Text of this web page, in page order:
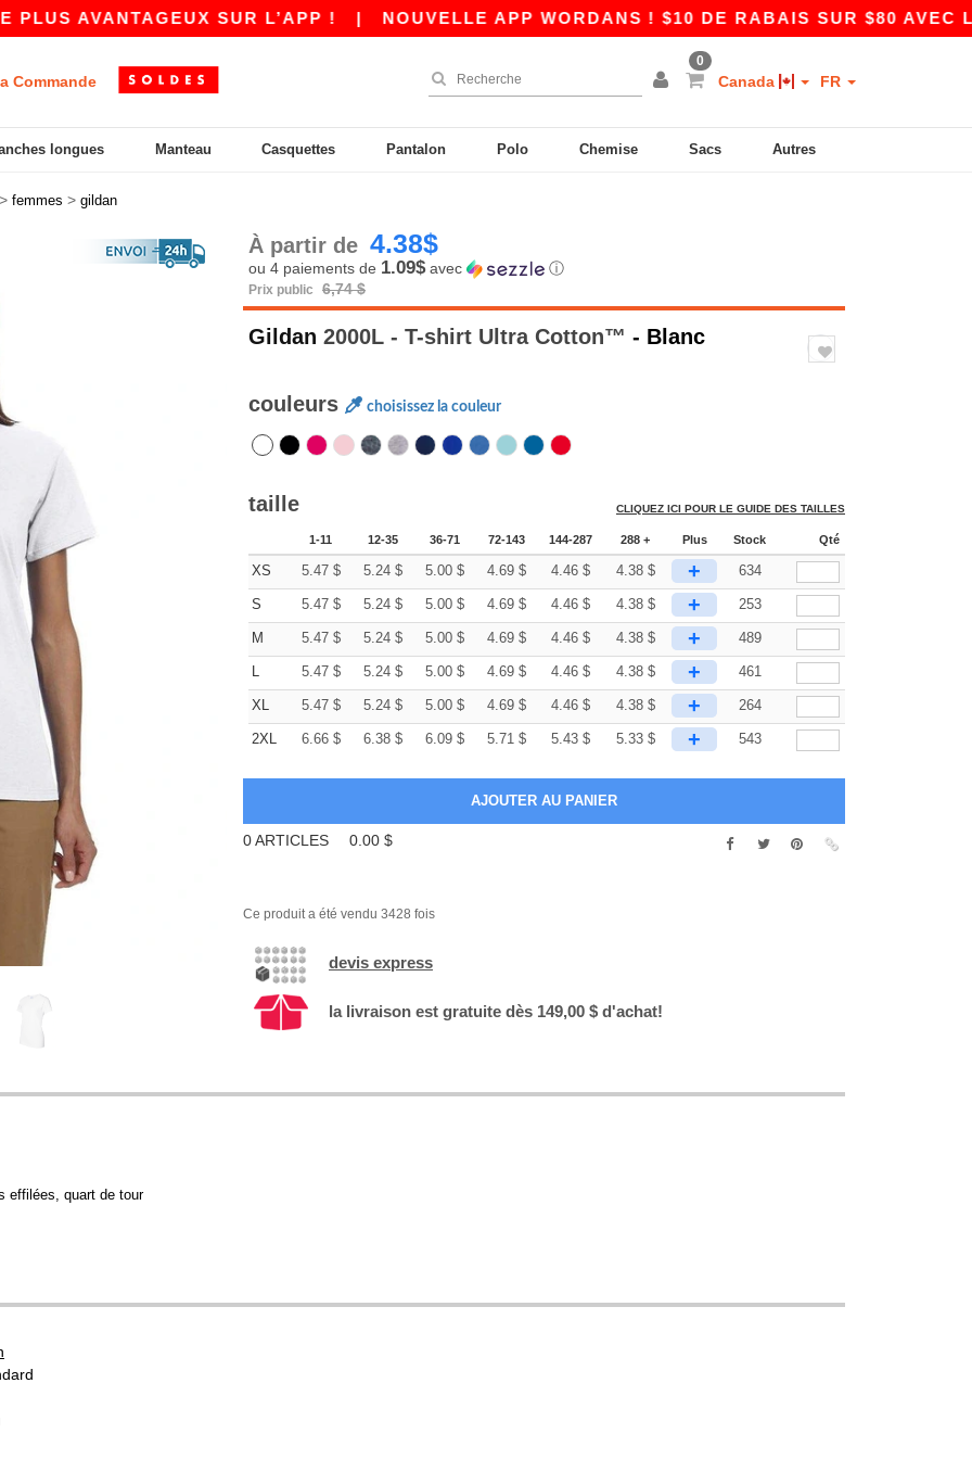
SUR L’APP !|NOUVELLE APP WORDANS ! $10 DE RABAIS SUR $80 AVEC LE
Commande
0
Canada FR
longues Manteau Casquettes Pantalon Polo Chemise Sacs Autres
> femmes > gildan
À partir de 4.38$
ou 4 paiements de 1.09$avec ⓘ
Prix public 6,74 $
Gildan 2000L - T-shirt Ultra Cotton™ - Blanc
couleurs choisissez la couleur
taille CLIQUEZ ICI POUR LE GUIDE DES TAILLES
1-11 12-35 36-71 72-143 144-287 288 + Plus Stock Qté
XS 5.47 $ 5.24 $ 5.00 $ 4.69 $ 4.46 $ 4.38 $ + 634
S 5.47 $ 5.24 $ 5.00 $ 4.69 $ 4.46 $ 4.38 $ + 253
M 5.47 $ 5.24 $ 5.00 $ 4.69 $ 4.46 $ 4.38 $ + 489
L 5.47 $ 5.24 $ 5.00 $ 4.69 $ 4.46 $ 4.38 $ + 461
XL 5.47 $ 5.24 $ 5.00 $ 4.69 $ 4.46 $ 4.38 $ + 264
2XL 6.66 $ 6.38 $ 6.09 $ 5.71 $ 5.43 $ 5.33 $ + 543
0ARTICLES 0.00 $
Ce produit a été vendu 3428 fois
devis express
la livraison est gratuite dès 149,00 $ d'achat!
effilées, quart de tour